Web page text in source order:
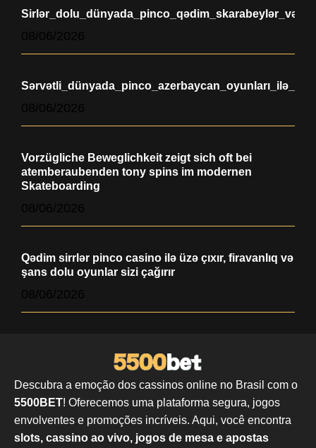
Vorzügliche Beweglichkeit zeigt sich oft bei
atemberaubenden tony spins im modernen
Skateboarding
Qədim sirrlər pinco casino ilə üzə çıxır, firavanlıq və
şans dolu oyunlar sizi çağırır
Descubra a emoção dos cassinos online no Brasil com o
5500BET! Oferecemos uma plataforma segura, jogos
envolventes e promoções incríveis. Aqui, você encontra
slots, cassino ao vivo, jogos de mesa e apostas